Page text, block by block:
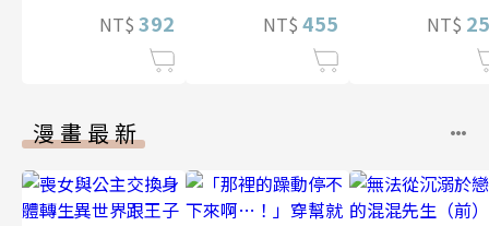
NT$ 392 NT$ 455 NT$
漫畫最新